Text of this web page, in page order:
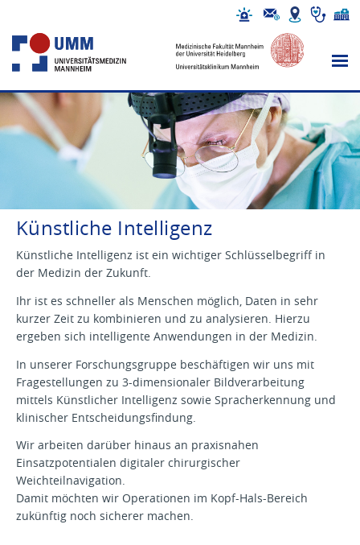
Künstliche Intelligenz
Künstliche Intelligenz ist ein wichtiger Schlüsselbegriff in
der Medizin der Zukunft.
Ihr ist es schneller als Menschen möglich, Daten in sehr
kurzer Zeit zu kombinieren und zu analysieren. Hierzu
ergeben sich intelligente Anwendungen in der Medizin.
In unserer Forschungsgruppe beschäftigen wir uns mit
Fragestellungen zu 3-dimensionaler Bildverarbeitung
mittels Künstlicher Intelligenz sowie Spracherkennung und
klinischer Entscheidungsfindung.
Wir arbeiten darüber hinaus an praxisnahen
Einsatzpotentialen digitaler chirurgischer
Weichteilnavigation.
Damit möchten wir Operationen im Kopf-Hals-Bereich
zukünftig noch sicherer machen.